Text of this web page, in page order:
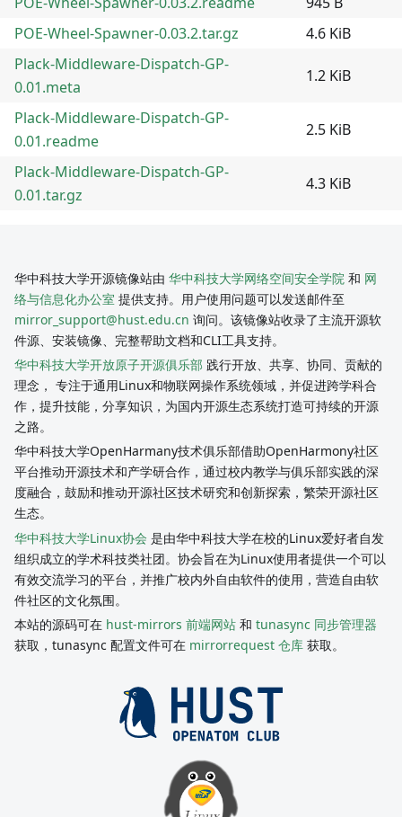
POE-Wheel-Spawner-0.03.2.tar.gz
4.6 KiB
Plack-Middleware-Dispatch-GP-
0.01.meta
1.2 KiB
Plack-Middleware-Dispatch-GP-
0.01.readme
2.5 KiB
Plack-Middleware-Dispatch-GP-
0.01.tar.gz
4.3 KiB
华中科技大学开源镜像站由 华中科技大学网络空间安全学院 和 网
络与信息化办公室 提供支持。用户使用问题可以发送邮件至
mirror_support@hust.edu.cn 询问。该镜像站收录了主流开源软
件源、安装镜像、完整帮助文档和CLI工具支持。
华中科技大学开放原子开源俱乐部 践行开放、共享、协同、贡献的
理念， 专注于通用Linux和物联网操作系统领域，并促进跨学科合
作，提升技能，分享知识，为国内开源生态系统打造可持续的开源
之路。
华中科技大学OpenHarmany技术俱乐部借助OpenHarmony社区
平台推动开源技术和产学研合作，通过校内教学与俱乐部实践的深
度融合，鼓励和推动开源社区技术研究和创新探索，繁荣开源社区
生态。
华中科技大学Linux协会 是由华中科技大学在校的Linux爱好者自发
组织成立的学术科技类社团。协会旨在为Linux使用者提供一个可以
有效交流学习的平台，并推广校内外自由软件的使用，营造自由软
件社区的文化氛围。
本站的源码可在 hust-mirrors 前端网站 和 tunasync 同步管理器
获取，tunasync 配置文件可在 mirrorrequest 仓库 获取。